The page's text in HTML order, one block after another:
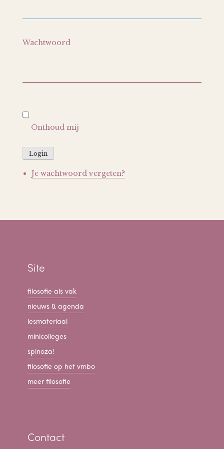
Wachtwoord
Onthoud mij
Login
Je wachtwoord vergeten?
Site
filosofie als vak
nieuws & agenda
lesmateriaal
minicolleges
spinoza!
filosofie op het vmbo
meer filosofie
Contact